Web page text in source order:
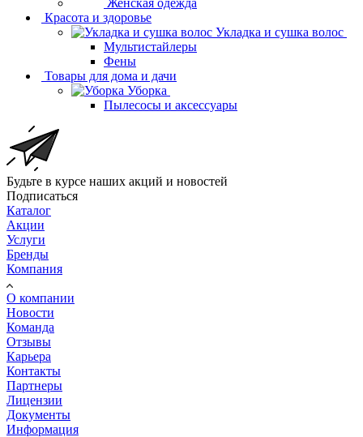
Красота и здоровье
Укладка и сушка волос
Мультистайлеры
Фены
Товары для дома и дачи
Уборка
Пылесосы и аксессуары
Будьте в курсе наших акций и новостей
Подписаться
Каталог
Акции
Услуги
Бренды
Компания
О компании
Новости
Команда
Отзывы
Карьера
Контакты
Партнеры
Лицензии
Документы
Информация